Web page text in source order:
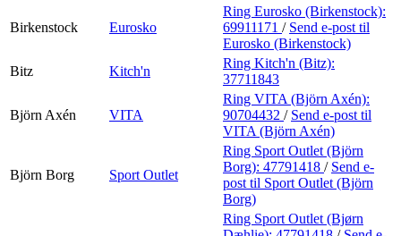
Birkenstock Eurosko
Ring Eurosko (Birkenstock):
69911171 / Send e-post til
Eurosko (Birkenstock)
Bitz
Kitch'n
Ring Kitch'n (Bitz):
37711843
Björn Axén VITA
Ring VITA (Björn Axén):
90704432 / Send e-post til
VITA (Björn Axén)
Björn Borg Sport Outlet
Ring Sport Outlet (Björn
Borg): 47791418 / Send e-
post til Sport Outlet (Björn
Borg)
Ring Sport Outlet (Bjørn